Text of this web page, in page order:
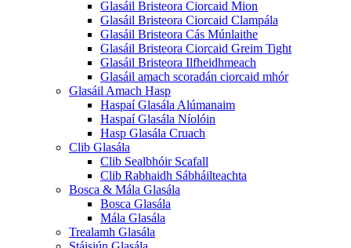
Glasáil Bristeora Ciorcaid Mion
Glasáil Bristeora Ciorcaid Clampála
Glasáil Bristeora Cás Múnlaithe
Glasáil Bristeora Ciorcaid Greim Tight
Glasáil Bristeora Ilfheidhmeach
Glasáil amach scoradán ciorcaid mhór
Glasáil Amach Hasp
Haspaí Glasála Alúmanaim
Haspaí Glasála Níolóin
Hasp Glasála Cruach
Clib Glasála
Clib Sealbhóir Scafall
Clib Rabhaidh Sábháilteachta
Bosca & Mála Glasála
Bosca Glasála
Mála Glasála
Trealamh Glasála